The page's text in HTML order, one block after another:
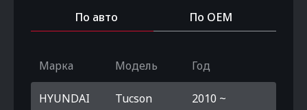
По авто По OEM
Марка Модель Год
HYUNDAI Tucson 2010 ~